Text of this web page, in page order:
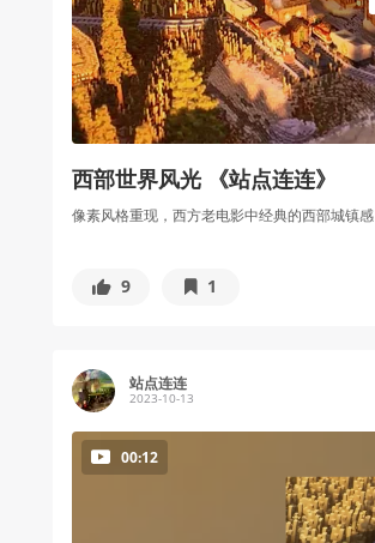
西部世界风光 《站点连连》
像素风格重现，西方老电影中经典的西部城镇感
9 1
站点连连
2023-10-13
00:12